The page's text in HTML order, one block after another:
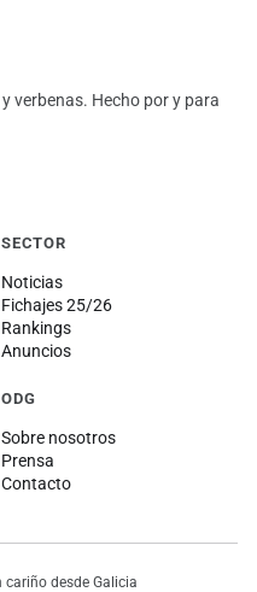
verbenas. Hecho por y para
SECTOR
Noticias
Fichajes 25/26
Rankings
Anuncios
ODG
Sobre nosotros
Prensa
Contacto
cariño desde Galicia